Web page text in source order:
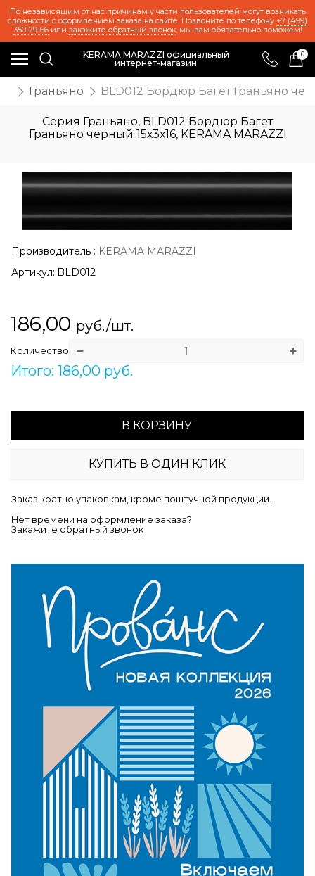
По независящим от нас причинам у части пользователей могут возникать
сложности с оформлением заказа на сайте. Позвоните по телефону +7 (499)
350-29-66или закажите обратный звонок, мы вам обязательно поможем!
KERAMA MARAZZI официальный
интернет-магазин
0
Граньяно BLD012 Бордюр Багет Граньяно
Серия Граньяно, BLD012 Бордюр Багет
Граньяно черный 15х3х16, KERAMA MARAZZI
Производитель : KERAMA MARAZZI
Артикул: BLD012
186,00 руб./шт.
Количество
Итого: 186,00 руб.
В КОРЗИНУ
КУПИТЬ В ОДИН КЛИК
Заказ кратно упаковкам, кроме поштучной продукции.
Нет времени на оформление заказа?
Закажите обратный звонок